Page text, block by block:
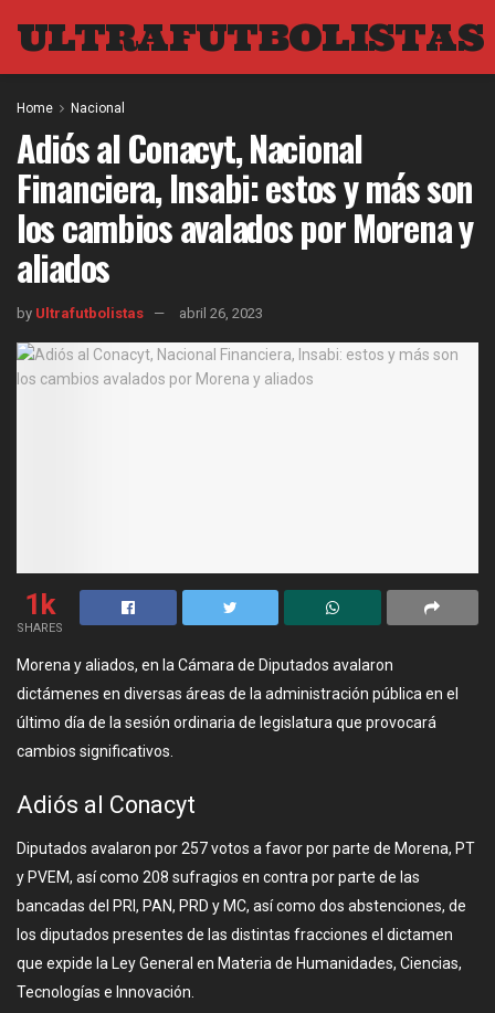
ULTRAFUTBOLISTAS
Home Nacional
Adiós al Conacyt, Nacional
Financiera, Insabi: estos y más son
los cambios avalados por Morena y
aliados
by Ultrafutbolistas abril 26, 2023
1k
SHARES
Morena y aliados, en la Cámara de Diputados avalaron
dictámenes en diversas áreas de la administración pública en el
último día de la sesión ordinaria de legislatura que provocará
cambios significativos.
Adiós al Conacyt
Diputados avalaron por 257 votos a favor por parte de Morena, PT
y PVEM, así como 208 sufragios en contra por parte de las
bancadas del PRI, PAN, PRD y MC, así como dos abstenciones, de
los diputados presentes de las distintas fracciones el dictamen
que expide la Ley General en Materia de Humanidades, Ciencias,
Tecnologías e Innovación.